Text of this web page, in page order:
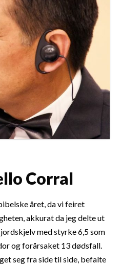
Corral
året, da vi feiret
akkurat da jeg delte ut
med styrke 6,5 som
og forårsaket 13 dødsfall.
seg fra side til side, befalte